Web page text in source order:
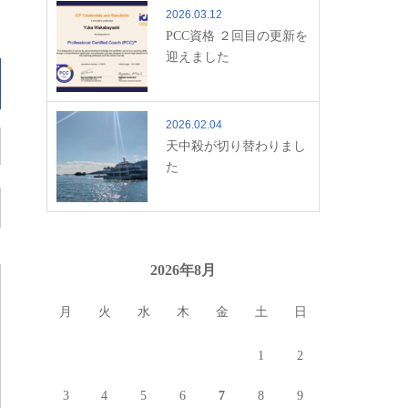
2026.03.12
PCC資格 ２回目の更新を
迎えました
2026.02.04
天中殺が切り替わりまし
た
2026年8月
月 火 水 木 金 土 日
1 2
3 4 5 6 7 8 9